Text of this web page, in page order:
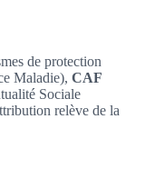
de protection
Maladie), CAF
Sociale
relève de la